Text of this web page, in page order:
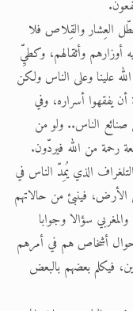
العِشار والقِلاص فلا
أوزارهم وأثقالهم، وكطيِّ
علينا وعلى الناس ولكن
يفقهوا أسراره، وفي
الناس.. ولو من
رحمة من الله فيردّون.
الذي يُمِدّ الناس في
الأرض، فينبئ من حالاتهم
سؤالا وجوابا
أشخاص هم في أمرهم
فيكلم بعضهم بالبعض